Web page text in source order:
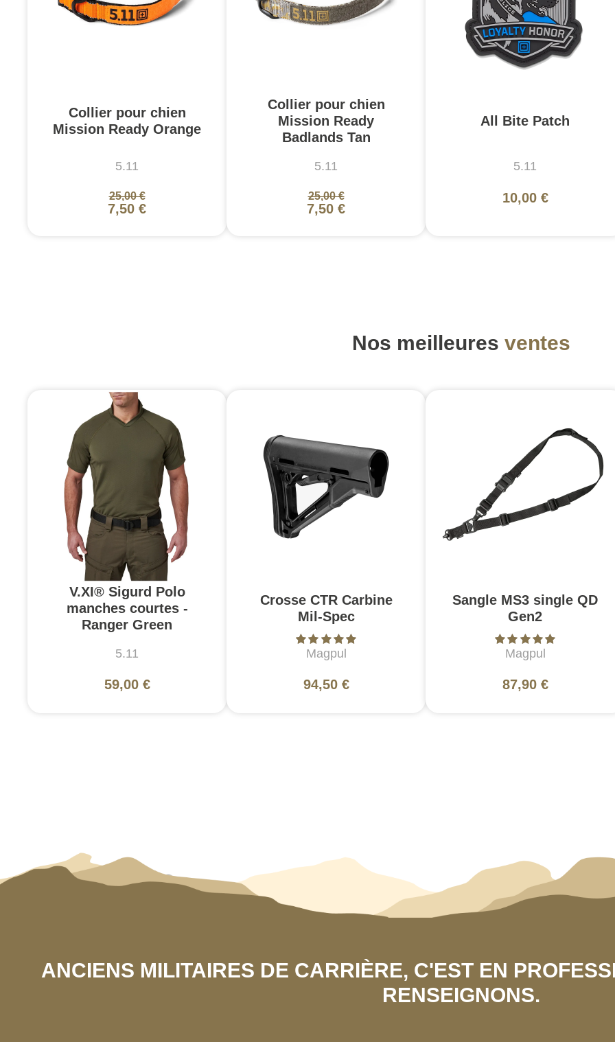
Collier pour chien
Mission Ready Orange
5.11
25,00 €
7,50 €
Collier pour chien
Mission Ready
Badlands Tan
5.11
25,00 €
7,50 €
All Bite Patch
5.11
10,00 €
Nos meilleures ventes
V.XI® Sigurd Polo
manches courtes -
Ranger Green
5.11
59,00 €
Crosse CTR Carbine
Mil-Spec
Magpul
94,50 €
Sangle MS3 single QD
Gen2
Magpul
87,90 €
ANCIENS MILITAIRES DE CARRIÈRE, C'EST EN
RENSEIGNONS.